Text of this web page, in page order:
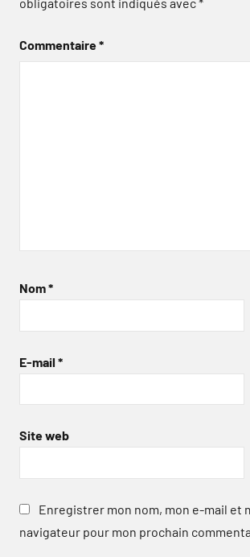
Commentaire*
Nom*
E-mail *
Site web
Enregistrer mon nom, mon e-mail et
navigateur pour mon prochain